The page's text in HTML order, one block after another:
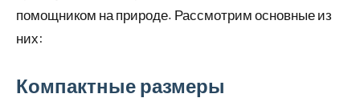
помощником на природе. Рассмотрим основные из
них:
Компактные размеры